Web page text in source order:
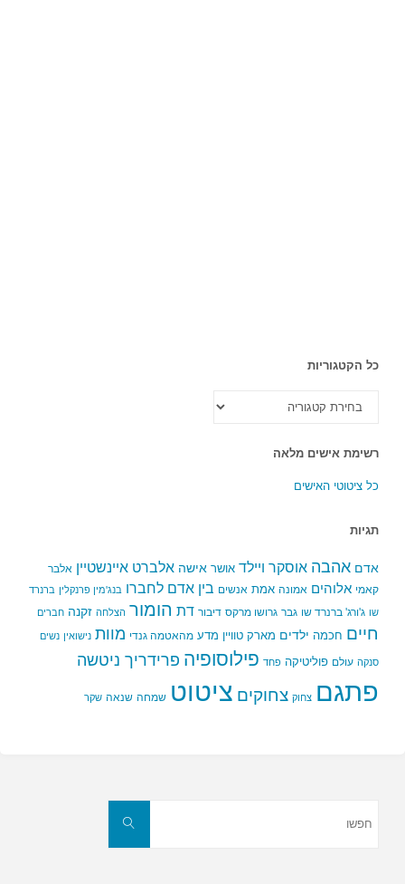
כל הקטגוריות
הקטגוריות
רשימת אישים מלאה
כל ציטוטי האישים
תגיות
אדם אהבה אוסקר ויילד אושר אישה אלברט איינשטיין אלבר
קאמי אלוהים אמונה אמת אנשים בין אדם לחברו בנג'מין פרנקלין ברנרד
שו ג'ורג' ברנרד שו גבר גרושו מרקס דיבור דת הומור הצלחה זקנה חברים
חיים חכמה ילדים מארק טוויין מדע מהאטמה גנדי מוות נישואין נשים
סנקה עולם פוליטיקה פחד פילוסופיה פרידריך ניטשה
פתגם צחוק צחוקים ציטוט שמחה שנאה שקר
חפשו